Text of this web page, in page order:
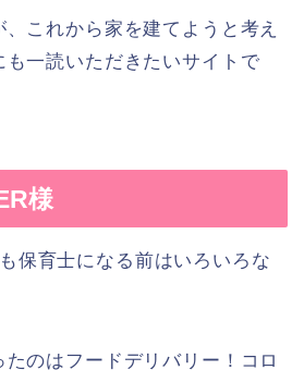
これから家を建てようと考え
も一読いただきたいサイトで
様
保育士になる前はいろいろな
のはフードデリバリー！コロ